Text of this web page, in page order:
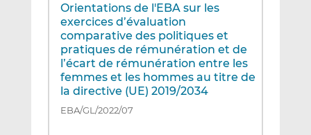
Orientations de l'EBA sur les
exercices d’évaluation
comparative des politiques et
pratiques de rémunération et de
l’écart de rémunération entre les
femmes et les hommes au titre de
la directive (UE) 2019/2034
EBA/GL/2022/07